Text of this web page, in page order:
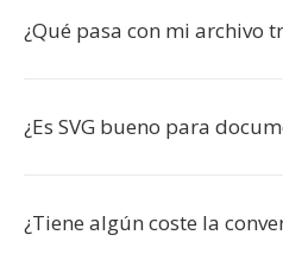
¿Qué pasa con mi archivo
¿Es SVG bueno para
¿Tiene algún coste la